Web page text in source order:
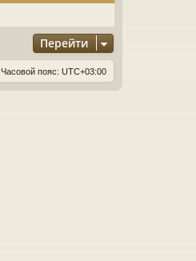
Перейти
Часовой пояс: UTC+03:00